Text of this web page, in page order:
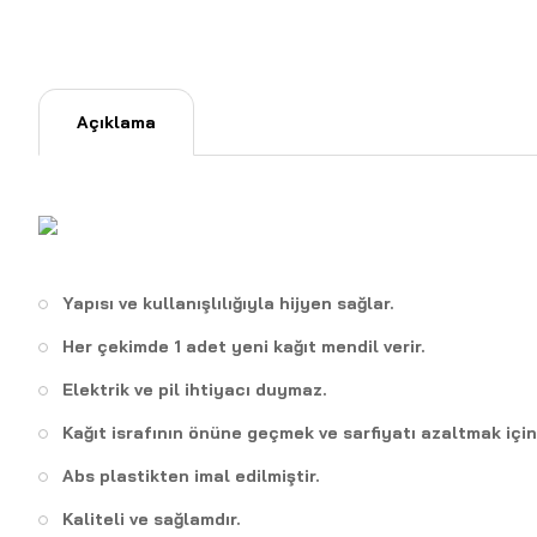
Açıklama
Yapısı ve kullanışlılığıyla hijyen sağlar.
Her çekimde 1 adet yeni kağıt mendil verir.
Elektrik ve pil ihtiyacı duymaz.
Kağıt israfının önüne geçmek ve sarfiyatı azaltmak
Abs plastikten imal edilmiştir.
Kaliteli ve sağlamdır.